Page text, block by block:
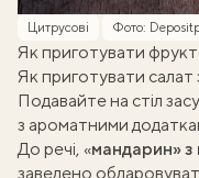
Цитрусові Фото:
Як приготувати
Як приготувати
Подавайте на стіл
з ароматними
До речі, «мандарин» з
заведено